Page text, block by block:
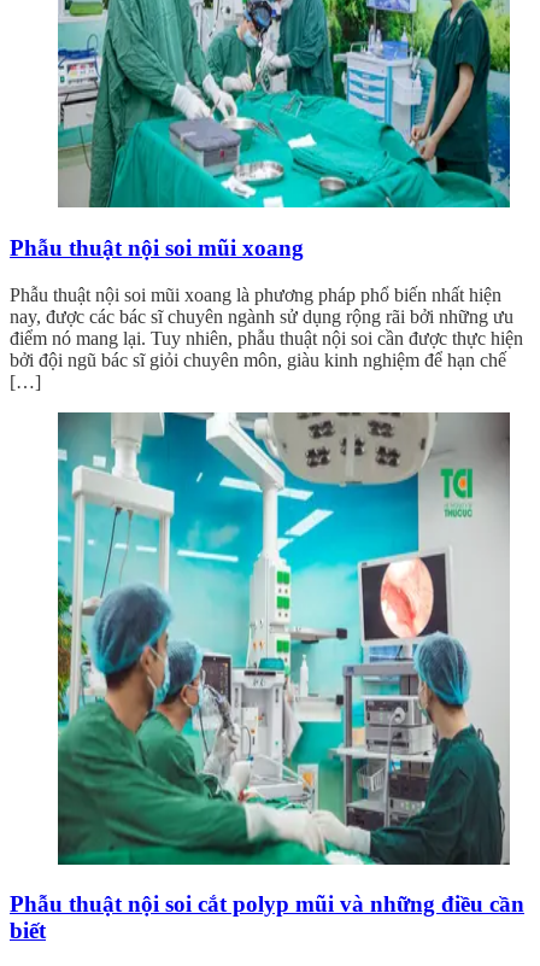
Phẫu thuật nội soi mũi xoang
Phẫu thuật nội soi mũi xoang là phương pháp phổ biến nhất hiện
nay, được các bác sĩ chuyên ngành sử dụng rộng rãi bởi những ưu
điểm nó mang lại. Tuy nhiên, phẫu thuật nội soi cần được thực hiện
bởi đội ngũ bác sĩ giỏi chuyên môn, giàu kinh nghiệm để hạn chế
[…]
Phẫu thuật nội soi cắt polyp mũi và những điều cần
biết